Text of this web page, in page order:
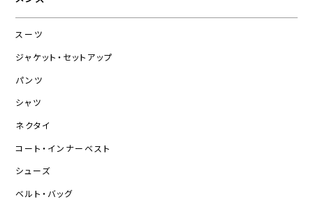
スーツ
ジャケット・セットアップ
パンツ
シャツ
ネクタイ
コート・インナーベスト
シューズ
ベルト・バッグ